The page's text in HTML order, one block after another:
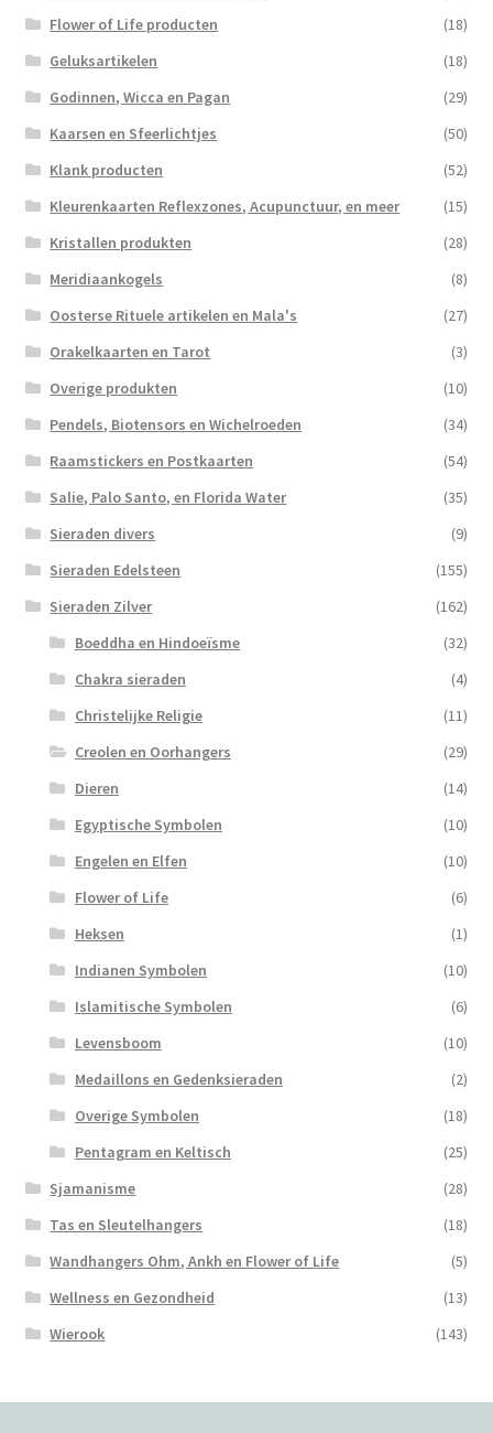
Flower of Life producten
(18)
Geluksartikelen
(18)
Godinnen, Wicca en Pagan
(29)
Kaarsen en Sfeerlichtjes
(50)
Klank producten
(52)
Kleurenkaarten Reflexzones, Acupunctuur, en meer
(15)
Kristallen produkten
(28)
Meridiaankogels
(8)
Oosterse Rituele artikelen en Mala's
(27)
Orakelkaarten en Tarot
(3)
Overige produkten
(10)
Pendels, Biotensors en Wichelroeden
(34)
Raamstickers en Postkaarten
(54)
Salie, Palo Santo, en Florida Water
(35)
Sieraden divers
(9)
Sieraden Edelsteen
(155)
Sieraden Zilver
(162)
Boeddha en Hindoeïsme
(32)
Chakra sieraden
(4)
Christelijke Religie
(11)
Creolen en Oorhangers
(29)
Dieren
(14)
Egyptische Symbolen
(10)
Engelen en Elfen
(10)
Flower of Life
(6)
Heksen
(1)
Indianen Symbolen
(10)
Islamitische Symbolen
(6)
Levensboom
(10)
Medaillons en Gedenksieraden
(2)
Overige Symbolen
(18)
Pentagram en Keltisch
(25)
Sjamanisme
(28)
Tas en Sleutelhangers
(18)
Wandhangers Ohm, Ankh en Flower of Life
(5)
Wellness en Gezondheid
(13)
Wierook
(143)